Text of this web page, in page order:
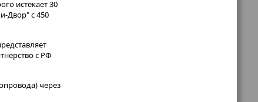
истекает 30
Двор" с 450
с РФ
через